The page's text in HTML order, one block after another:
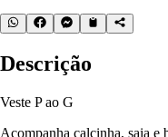
Descrição
Veste P ao G
Acompanha calcinha, saia e